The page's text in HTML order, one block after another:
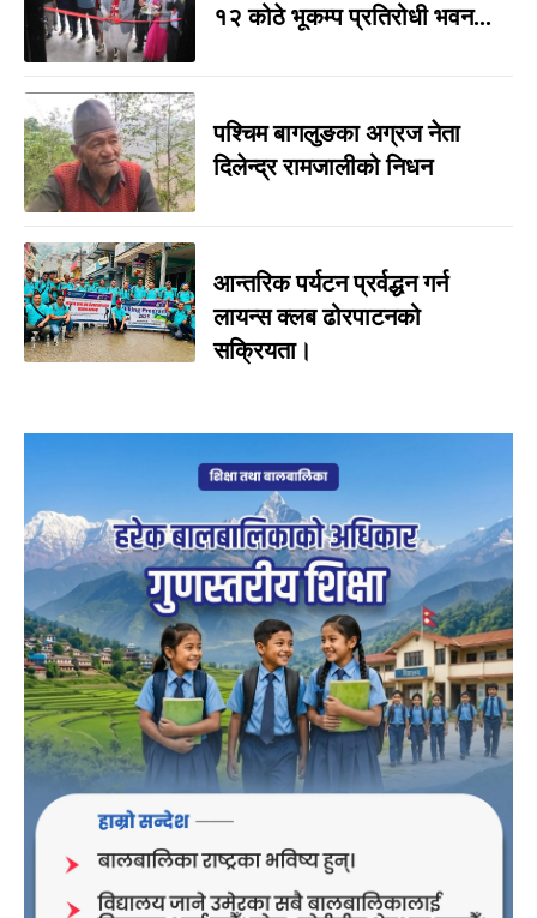
१२ कोठे भूकम्प प्रतिरोधी भवन...
पश्चिम बागलुङका अग्रज नेता
दिलेन्द्र रामजालीको निधन
आन्तरिक पर्यटन प्रर्वद्धन गर्न
लायन्स क्लब ढोरपाटनको
सक्रियता।